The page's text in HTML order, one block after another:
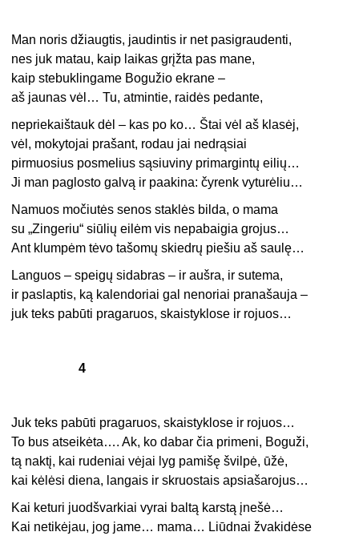
Man noris džiaugtis, jaudintis ir net pasigraudenti,
nes juk matau, kaip laikas grįžta pas mane,
kaip stebuklingame Bogužio ekrane –
aš jaunas vėl… Tu, atmintie, raidės pedante,
nepriekaištauk dėl – kas po ko… Štai vėl aš klasėj,
vėl, mokytojai prašant, rodau jai nedrąsiai
pirmuosius posmelius sąsiuviny primargintų eilių…
Ji man paglosto galvą ir paakina: čyrenk vyturėliu…
Namuos močiutės senos staklės bilda, o mama
su „Zingeriu“ siūlių eilėm vis nepabaigia grojus…
Ant klumpėm tėvo tašomų skiedrų piešiu aš saulę…
Languos – speigų sidabras – ir aušra, ir sutema,
ir paslaptis, ką kalendoriai gal nenoriai pranašauja –
juk teks pabūti pragaruos, skaistyklose ir rojuos…
4
Juk teks pabūti pragaruos, skaistyklose ir rojuos…
To bus atseikėta…. Ak, ko dabar čia primeni, Boguži,
tą naktį, kai rudeniai vėjai lyg pamišę švilpė, ūžė,
kai kėlėsi diena, langais ir skruostais apsiašarojus…
Kai keturi juodšvarkiai vyrai baltą karstą įnešė…
Kai netikėjau, jog jame… mama… Liūdnai žvakidėse